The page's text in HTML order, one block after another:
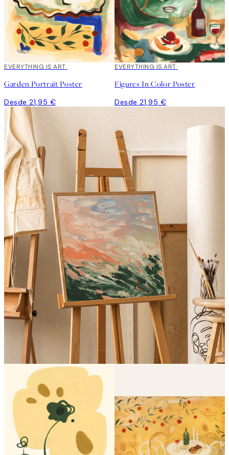
EVERYTHING IS ART
Garden Portrait Poster
Desde 21,95 €
EVERYTHING IS ART
Figures In Color Poster
Desde 21,95 €